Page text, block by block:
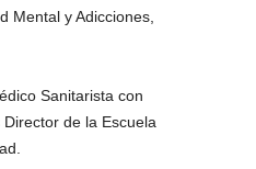
Mental y Adicciones,
Sanitarista con
de la Escuela